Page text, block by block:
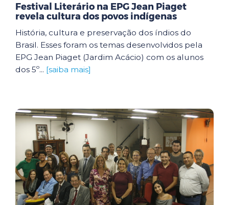
Festival Literário na EPG Jean Piaget
revela cultura dos povos indígenas
História, cultura e preservação dos índios do
Brasil. Esses foram os temas desenvolvidos pela
EPG Jean Piaget (Jardim Acácio) com os alunos
dos 5º... [saiba mais]